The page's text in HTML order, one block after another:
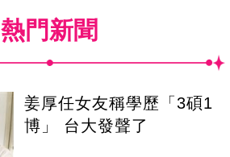
熱門新聞
姜厚任女友稱學歷「3碩1
博」 台大發聲了